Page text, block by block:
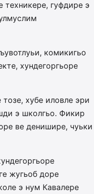
техникере, гуфдире э
комикигьо
хундегоргьоре
хубе иловле эри
э школгьо. Фикир
ве денишире, чуьки
жугьоб доре
э нум Кавалере